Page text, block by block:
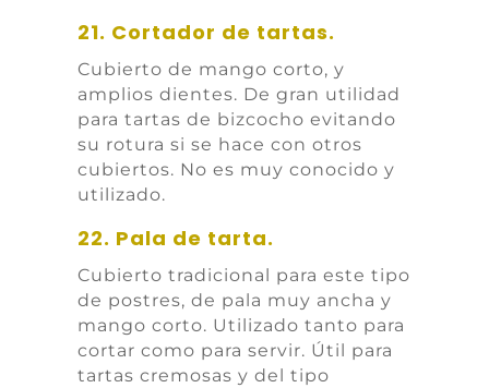
21. Cortador de tartas.
Cubierto de mango corto, y
amplios dientes. De gran utilidad
para tartas de bizcocho evitando
su rotura si se hace con otros
cubiertos. No es muy conocido y
utilizado.
22. Pala de tarta.
Cubierto tradicional para este tipo
de postres, de pala muy ancha y
mango corto. Utilizado tanto para
cortar como para servir. Útil para
tartas cremosas y del tipo